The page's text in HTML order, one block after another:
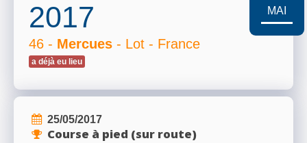
2017
46 - Mercues - Lot - France
a déjà eu lieu
MAI
25/05/2017
Course à pied (sur route)